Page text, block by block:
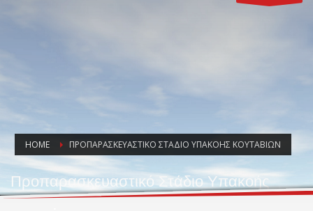
HOME ΠΡΟΠΑΡΑΣΚΕΥΑΣΤΙΚΌ ΣΤΆΔΙΟ ΥΠΑΚΟΉΣ ΚΟΥΤΑΒΙΏΝ
Προπαρασκευαστικό Στάδιο Υπακοής
Κουταβιών